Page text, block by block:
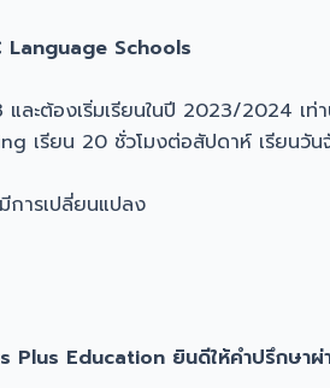
Language Schools
ละต้องเริ่มเรียนในปี 2023/2024 เท่
เรียน 20 ชั่วโมงต่อสัปดาห์ เรียนวั
การเปลี่ยนแปลง
Plus Education ยินดีให้คำปรึกษาผ่